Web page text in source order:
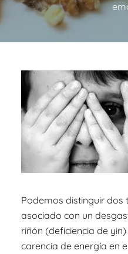
Podemos distinguir dos
asociado con un
riñón (deficiencia de
carencia de energía en